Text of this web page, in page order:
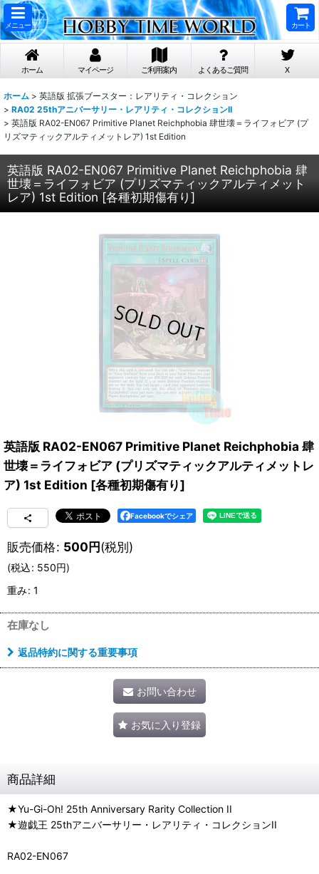
メニュー カート
ホーム マイページ ご利用案内 よくあるご質問 X
ホーム > 英語版 拡張ブースター：レアリティ・コレクション
> RA02 25thアニバーサリー・レアリティ・コレクションII
> 英語版 RA02-EN067 Primitive Planet Reichphobia 肆世壊＝ライフォビア (プ
リズマティックアルティメットレア) 1st Edition
英語版 RA02-EN067 Primitive Planet Reichphobia 肆
世壊＝ライフォビア (プリズマティックアルティメット
レア) 1st Edition [各種初期傷有り]
英語版 RA02-EN067 Primitive Planet Reichphobia 肆
世壊＝ライフォビア (プリズマティックアルティメットレ
ア) 1st Edition [各種初期傷有り]
Facebookでシェア
販売価格: 500円(税別)
(税込: 550円)
重み: 1
在庫なし
返品特約に関する重要事項
お問い合わせ
お気に入り登録
商品詳細
★Yu-Gi-Oh! 25th Anniversary Rarity Collection II
★遊戯王 25thアニバーサリー・レアリティ・コレクションII
RA02-EN067